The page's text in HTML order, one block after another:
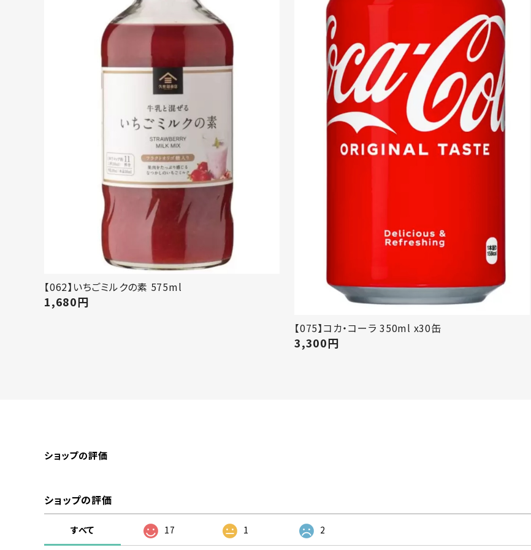
【062】いちごミルクの素 575ml
1,680円
【075】コカ・コーラ 350ml x30缶
3,300円
ショップの評価
ショップの評価
すべて 17 1 2